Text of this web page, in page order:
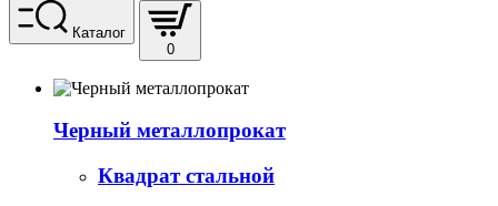
Каталог
0
Черный металлопрокат
Квадрат стальной